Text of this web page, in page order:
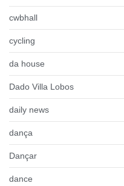
cwbhall
cycling
da house
Dado Villa Lobos
daily news
dança
Dançar
dance